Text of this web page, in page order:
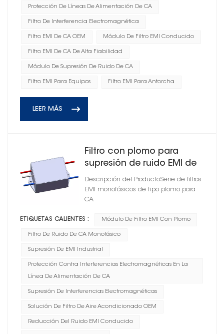
Protección De Líneas De Alimentación De CA
Filtro De Interferencia Electromagnética
Filtro EMI De CA OEM Módulo De Filtro EMI Conducido
Filtro EMI De CA De Alta Fiabilidad
Módulo De Supresión De Ruido De CA
Filtro EMI Para Equipos Filtro EMI Para Antorcha
LEER MÁS
Filtro con plomo para
supresión de ruido EMI de
alimentación de CA de
antorcha
Descripción del ProductoSerie de filtros
EMI monofásicos de tipo plomo para
CA
ETIQUETAS CALIENTES : Módulo De Filtro EMI Con Plomo
Filtro De Ruido De CA Monofásico
Supresión De EMI Industrial
Protección Contra Interferencias Electromagnéticas En La
Línea De Alimentación De CA
Supresión De Interferencias Electromagnéticas
Solución De Filtro De Aire Acondicionado OEM
Reducción Del Ruido EMI Conducido